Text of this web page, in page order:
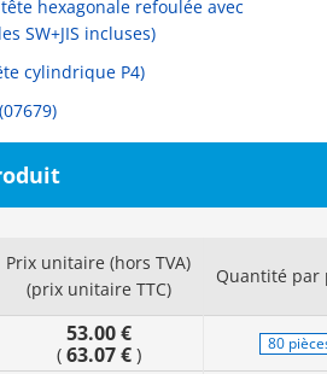
hexagonale refoulée avec
SW+JIS incluses)
cylindrique P4)
Prix unitaire (hors TVA)
(prix unitaire TTC)
Quantité par
53.00 €
( 63.07 €) 80